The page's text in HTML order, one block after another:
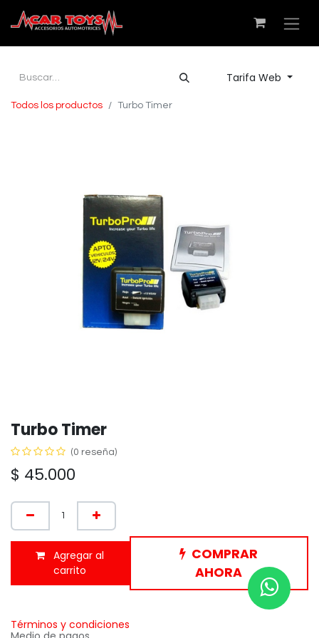
Tarifa Web
Todos los productos Turbo Timer
Turbo Timer
(0 reseña)
$ 45.000
Agregar al
carrito
COMPRAR
AHORA
Términos y condiciones